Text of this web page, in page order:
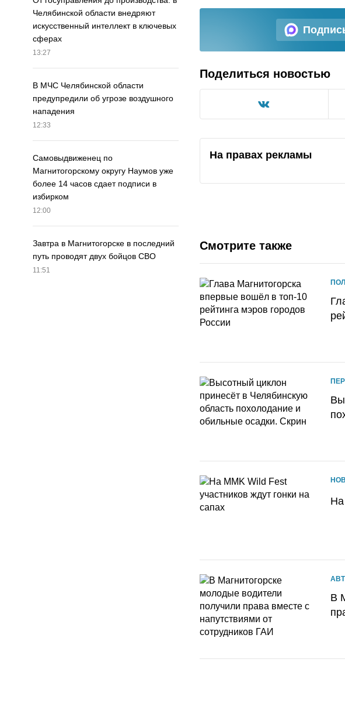
Челябинской области внедряют
искусственный интеллект в ключевых
сферах
13:27
В МЧС Челябинской области
предупредили об угрозе воздушного
нападения
12:33
Самовыдвиженец по
Магнитогорскому округу Наумов уже
более 14 часов сдает подписи в
избирком
12:00
Завтра в Магнитогорске в последний
путь проводят двух бойцов СВО
11:51
Поделиться новостью
На правах рекламы
Смотрите также
На
В